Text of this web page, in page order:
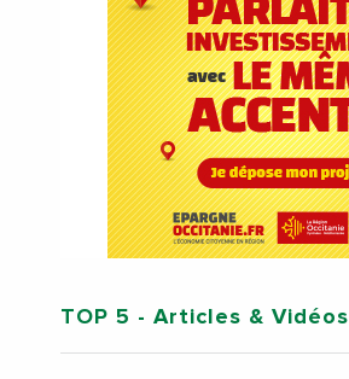
TOP 5 - Articles & Vidéos